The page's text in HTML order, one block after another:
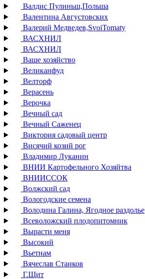
Валдис Пулиньш,Польша
Валентина Августовских
Валерий Медведев,SvoiTomaty
ВАСХНИЛ
ВАСХНИЛ
Ваше хозяйство
Великанфуд
Велторф
Верасень
Верочка
Вечный сад
Вечный Саженец
Виктория садовый центр
Висячий козий рог
Владимир Луканин
ВНИИ Картофельного Хозяйтва
ВНИИССОК
Волжский сад
Вологодские семена
Володина Галина, Ягодное раздолье
Всеволожский плодопитомник
Вырасти меня
Высокий
Вьетнам
Вячеслав Станков
Г.Щит